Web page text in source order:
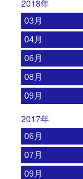
2018年
03月
04月
06月
08月
09月
2017年
06月
07月
09月